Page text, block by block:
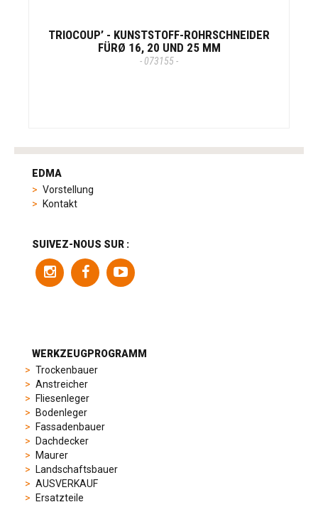
TRIOCOUP’ - KUNSTSTOFF-ROHRSCHNEIDER
FÜRØ 16, 20 UND 25 MM
- 073155 -
tag
product
sporty
chronographs
elegant
watches.
model
chosen
EDMA
Vorstellung
Kontakt
SUIVEZ-NOUS SUR :
WERKZEUGPROGRAMM
Trockenbauer
Anstreicher
Fliesenleger
Bodenleger
Fassadenbauer
Dachdecker
Maurer
Landschaftsbauer
AUSVERKAUF
Ersatzteile